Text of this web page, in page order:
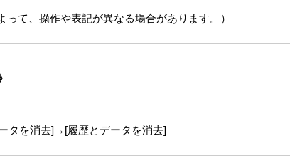
って、操作や表記が異なる場合があります。）
タを消去]→[履歴とデータを消去]